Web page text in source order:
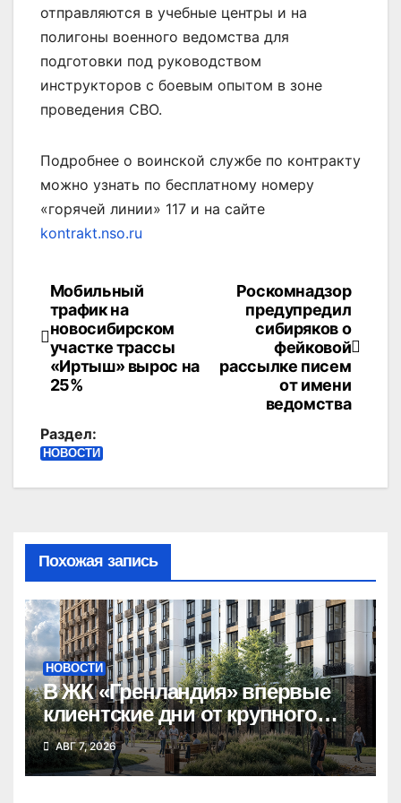
отправляются в учебные центры и на
полигоны военного ведомства для
подготовки под руководством
инструкторов с боевым опытом в зоне
проведения СВО.
Подробнее о воинской службе по контракту
можно узнать по бесплатному номеру
«горячей линии» 117 и на сайте
kontrakt.nso.ru
Навигация
по
записям
Роскомнадзор
предупредил
сибиряков о
фейковой
рассылке писем
от имени
ведомства
Мобильный
трафик на
новосибирском
участке трассы
«Иртыш» вырос на
25%
Раздел:
НОВОСТИ
Похожая запись
НОВОСТИ
В ЖК «Гренландия» впервые
клиентские дни от крупного
девелопера — группы
компаний «СОЮЗ»
АВГ 7, 2026